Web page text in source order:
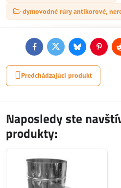
dymovodné rúry antikorové,
FacebookTwitterBluesky
Predchádzajúci produkt
Naposledy ste
produkty: